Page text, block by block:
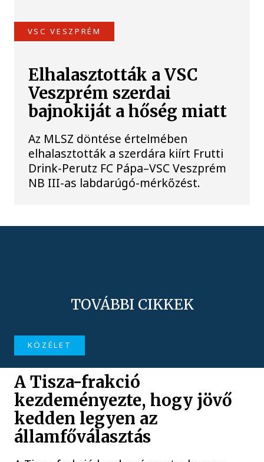
VSC VESZPRÉM
Elhalasztották a VSC
Veszprém szerdai
bajnokiját a hőség miatt
Az MLSZ döntése értelmében
elhalasztották a szerdára kiírt Frutti
Drink-Perutz FC Pápa–VSC Veszprém
NB III-as labdarúgó-mérkőzést.
TOVÁBBI CIKKEK
KÖZÉLET
A Tisza-frakció
kezdeményezte, hogy jövő
kedden legyen az
államfőválasztás